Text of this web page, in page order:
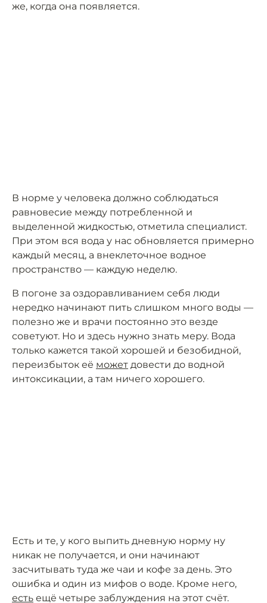
же, когда она появляется.
В норме у человека должно соблюдаться
равновесие между потребленной и
выделенной жидкостью, отметила специалист.
При этом вся вода у нас обновляется примерно
каждый месяц, а внеклеточное водное
пространство — каждую неделю.
В погоне за оздоравливанием себя люди
нередко начинают пить слишком много воды —
полезно же и врачи постоянно это везде
советуют. Но и здесь нужно знать меру. Вода
только кажется такой хорошей и безобидной,
переизбыток её может довести до водной
интоксикации, а там ничего хорошего.
Есть и те, у кого выпить дневную норму ну
никак не получается, и они начинают
засчитывать туда же чаи и кофе за день. Это
ошибка и один из мифов о воде. Кроме него,
есть ещё четыре заблуждения на этот счёт.